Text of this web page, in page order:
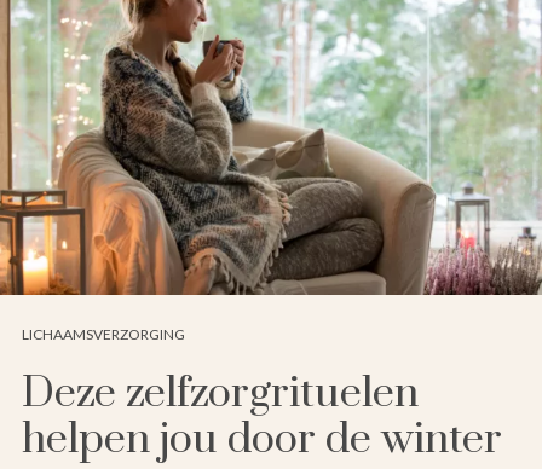
LICHAAMSVERZORGING
Deze zelfzorgrituelen
helpen jou door de winter